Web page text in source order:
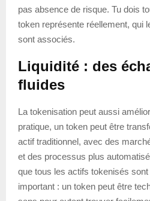
pas absence de risque. Tu dois
token représente réellement, qui
sont associés.
Liquidité : des
fluides
La tokenisation peut aussi
pratique, un token peut être
actif traditionnel, avec des
et des processus plus
que tous les actifs tokenisés sont
important : un token peut être